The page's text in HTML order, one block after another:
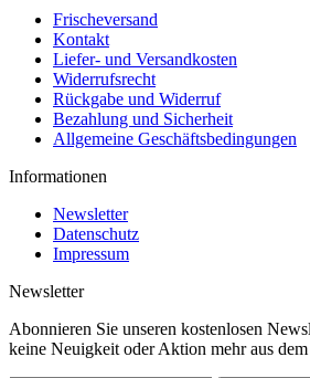
Frischeversand
Kontakt
Liefer- und Versandkosten
Widerrufsrecht
Rückgabe und Widerruf
Bezahlung und Sicherheit
Allgemeine Geschäftsbedingungen
Informationen
Newsletter
Datenschutz
Impressum
Newsletter
Abonnieren Sie unseren kostenlosen
keine Neuigkeit oder Aktion mehr aus